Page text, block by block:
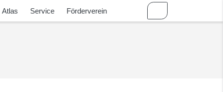
Atlas Service Förderverein